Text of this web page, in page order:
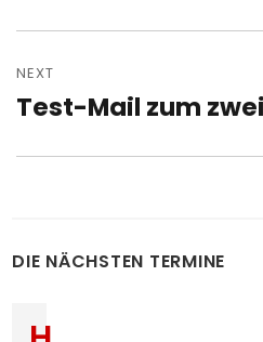
NEXT
Next
Test-Mail zum
DIE NÄCHSTEN TERMINE